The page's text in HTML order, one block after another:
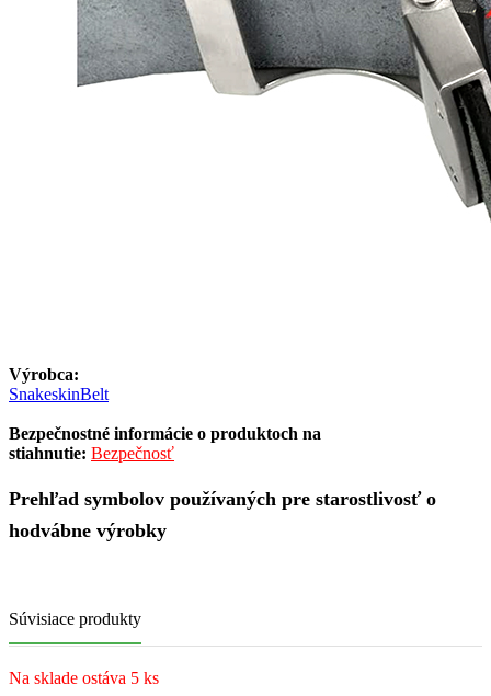
Výrobca:
SnakeskinBelt
Bezpečnostné informácie o produktoch na
stiahnutie: Bezpečnosť
Prehľad symbolov používaných pre starostlivosť o
hodvábne výrobky
Súvisiace produkty
Na sklade ostáva 5 ks